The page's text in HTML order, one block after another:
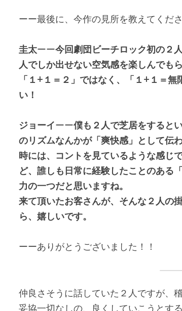
ーー最後に、今作の見所を教えてくださ
圭太ーー今回劇団ビーチロック初の２
人でしか出せない空気感を楽しんでも
「１+１＝２」ではなく、「１+１＝
い！
ジョーイーー僕も２人で芝居をすると
のリズムなんかが「爽快感」として伝
時には、コントを見ているような感じ
ど、誰しも日常に経験したことのある
力の一つだと思いますね。
来て頂いたお客さんが、そんな２人の
ら、嬉しいです。
ーーありがとうございました！！
仲良さそうに話していた２人ですが、